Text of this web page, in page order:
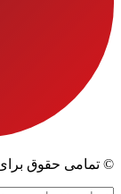
برای ابزار